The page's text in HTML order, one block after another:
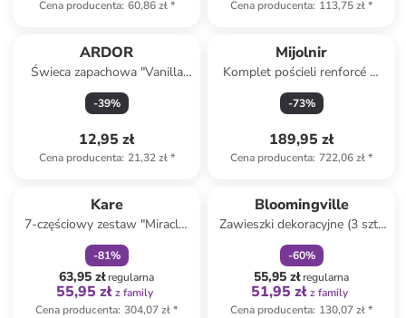
Cena producenta: 60,86 zł*
Cena producenta: 113,75 zł*
ARDOR
Świeca zapachowa "Vanilla
Coconut" - 85 g
-39%
12,95 zł
Cena producenta: 21,32 zł*
Mijolnir
Komplet pościeli renforcé w
kolorze kremowo-beżowym
-73%
189,95 zł
Cena producenta: 722,06 zł*
Kare
7-częściowy zestaw "Miracle"
w kolorze czarno-białym - 12
x 6 x 12 cm
-81%
63,95 złregularna
55,95 zł z family
Cena producenta: 304,07 zł*
Bloomingville
Zawieszki dekoracyjne (3 szt.)
"Velua" w kolorze czerwono-
białym
-60%
55,95 złregularna
51,95 zł z family
Cena producenta: 130,07 zł*